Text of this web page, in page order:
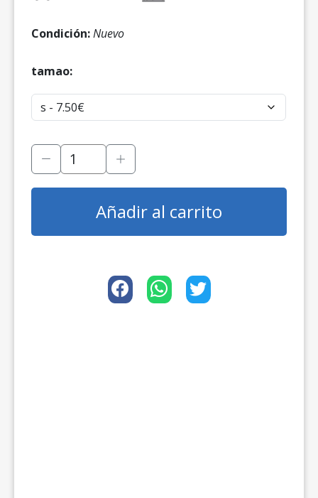
Condición:Nuevo
tamao:
Añadir al carrito